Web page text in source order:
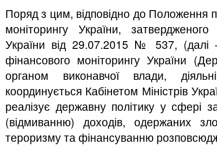
Поряд з цим, відповідно до Положення
моніторингу України,
України від 29.07.2015 № 537,
фінансового моніторингу України
органом виконавчої влади,
координується Кабінетом Міністрів
реалізує державну політику у сфері
(відмиванню) доходів, одержаних
тероризму та фінансуванню